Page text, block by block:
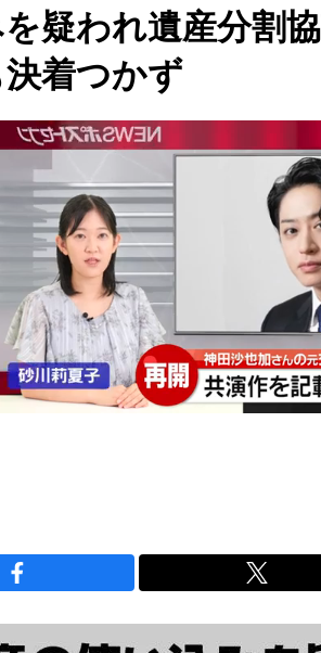
疑われ遺産分割
着つかず